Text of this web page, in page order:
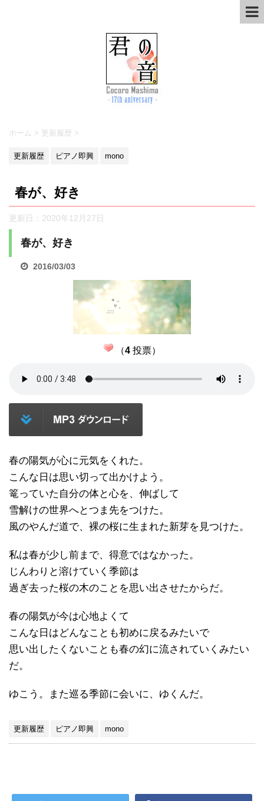
ホーム > 更新履歴 >
更新履歴 ピアノ即興 mono
春が、好き
更新日： 2020年12月27日
春が、好き
2016/03/03
（4投票）
春の陽気が心に元気をくれた。
こんな日は思い切って出かけよう。
篭っていた自分の体と心を、伸ばして
雪解けの世界へとつま先をつけた。
風のやんだ道で、裸の桜に生まれた新芽を見つけた。
私は春が少し前まで、得意ではなかった。
じんわりと溶けていく季節は
過ぎ去った桜の木のことを思い出させたからだ。
春の陽気が今は心地よくて
こんな日はどんなことも初めに戻るみたいで
思い出したくないことも春の幻に流されていくみたい
だ。
ゆこう。また巡る季節に会いに、ゆくんだ。
更新履歴 ピアノ即興 mono